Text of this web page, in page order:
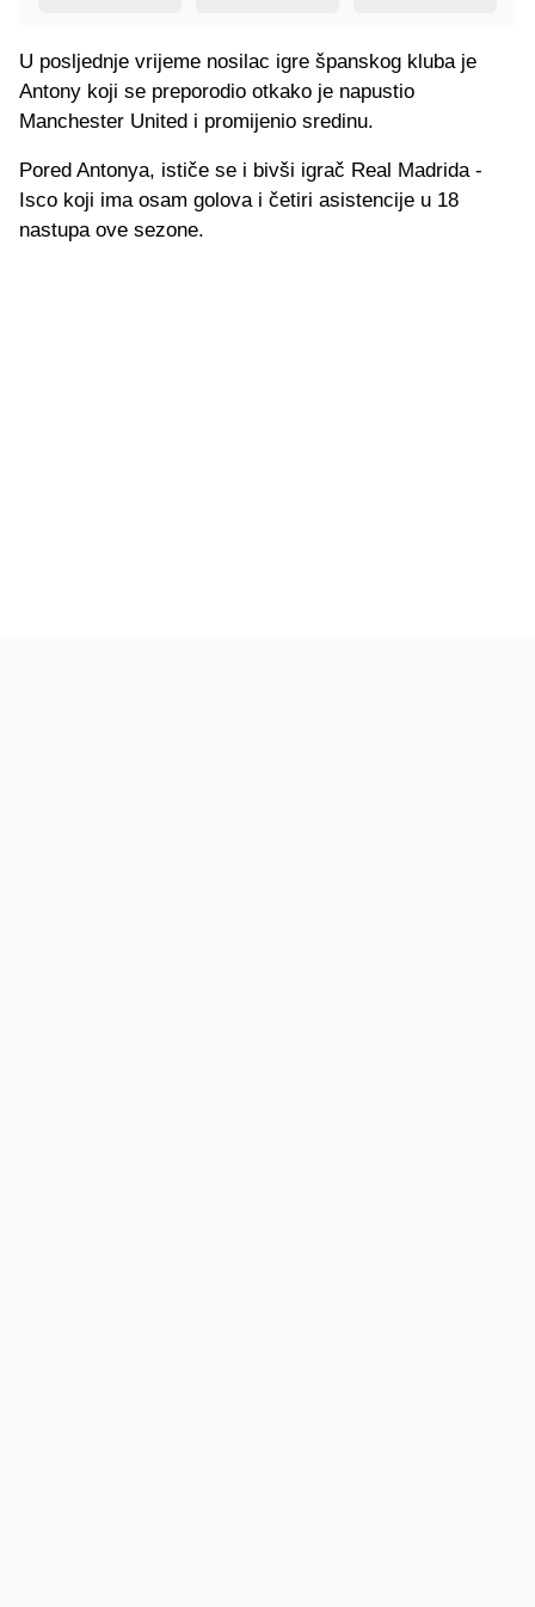
U posljednje vrijeme nosilac igre španskog kluba je
Antony koji se preporodio otkako je napustio
Manchester United i promijenio sredinu.
Pored Antonya, ističe se i bivši igrač Real Madrida -
Isco koji ima osam golova i četiri asistencije u 18
nastupa ove sezone.